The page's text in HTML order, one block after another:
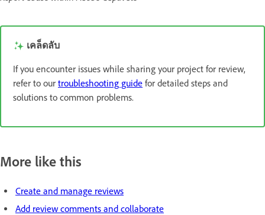
เคล็ดลับ
If you encounter issues while sharing your project for review,
refer to our troubleshooting guide for detailed steps and
solutions to common problems.
More like this
Create and manage reviews
Add review comments and collaborate